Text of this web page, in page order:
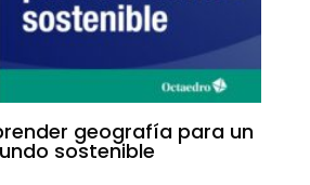
geografía para un
sostenible